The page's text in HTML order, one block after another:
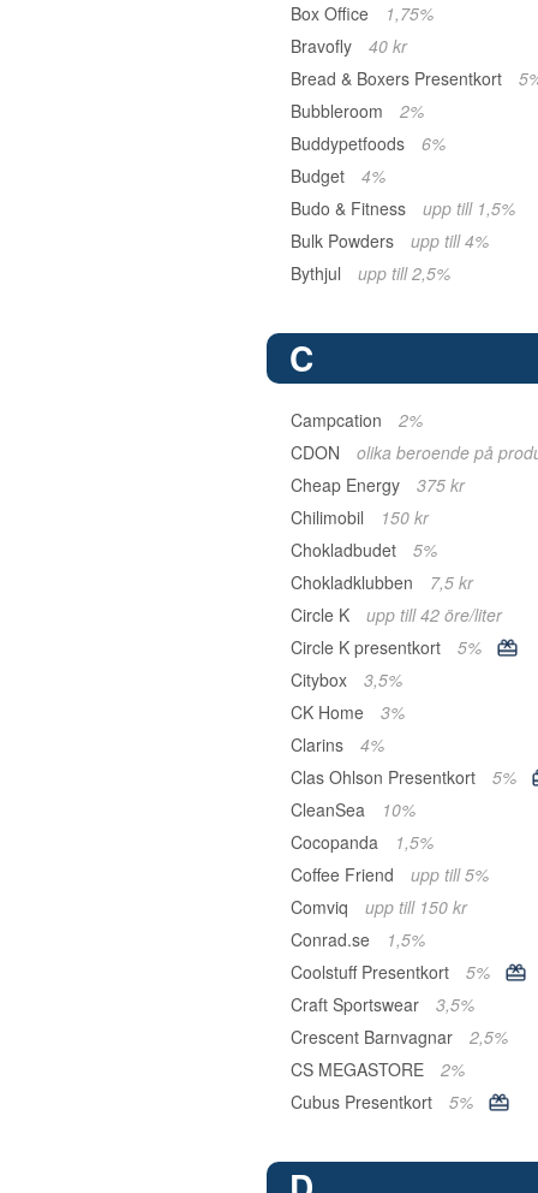
Box Office
1,75%
Bravofly
40 kr
Bread & Boxers Presentkort
Bubbleroom
2%
Buddypetfoods
6%
Budget
4%
Budo & Fitness
upp till 1,5%
Bulk Powders
upp till 4%
Bythjul
upp till 2,5%
C
Campcation
2%
CDON
olika beroende på
Cheap Energy
375 kr
Chilimobil
150 kr
Chokladbudet
5%
Chokladklubben
7,5 kr
Circle K
upp till 42 öre/liter
Circle K presentkort
5%
Citybox
3,5%
CK Home
3%
Clarins
4%
Clas Ohlson Presentkort
5%
CleanSea
10%
Cocopanda
1,5%
Coffee Friend
upp till 5%
Comviq
upp till 150 kr
Conrad.se
1,5%
Coolstuff Presentkort
5%
Craft Sportswear
3,5%
Crescent Barnvagnar
2,5%
CS MEGASTORE
2%
Cubus Presentkort
5%